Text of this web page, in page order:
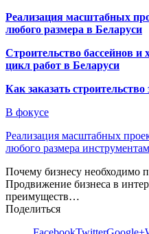
Реализация масштабных
любого размера в Беларуси
Строительство бассейнов
цикл работ в Беларуси
Как заказать
В фокусе
Реализация масштабных
любого размера
Почему бизнесу необходимо
Продвижение бизнеса в
преимуществ…
Поделиться